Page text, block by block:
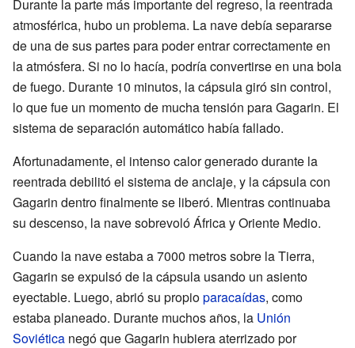
Durante la parte más importante del regreso, la reentrada
atmosférica, hubo un problema. La nave debía separarse
de una de sus partes para poder entrar correctamente en
la atmósfera. Si no lo hacía, podría convertirse en una bola
de fuego. Durante 10 minutos, la cápsula giró sin control,
lo que fue un momento de mucha tensión para Gagarin. El
sistema de separación automático había fallado.
Afortunadamente, el intenso calor generado durante la
reentrada debilitó el sistema de anclaje, y la cápsula con
Gagarin dentro finalmente se liberó. Mientras continuaba
su descenso, la nave sobrevoló África y Oriente Medio.
Cuando la nave estaba a 7000 metros sobre la Tierra,
Gagarin se expulsó de la cápsula usando un asiento
eyectable. Luego, abrió su propioparacaídas, como
estaba planeado. Durante muchos años, la Unión
Soviética negó que Gagarin hubiera aterrizado por